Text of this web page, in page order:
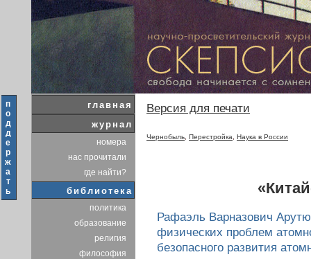
п
о
д
д
е
р
ж
а
т
ь
главная
журнал
номера
нас прочитали
где найти?
библиотека
политика
образование
религия
философия
Версия для печати
Чернобыль Перестройка Наука в России
Рафаэль Варназович
физических проблем
безопасного развития